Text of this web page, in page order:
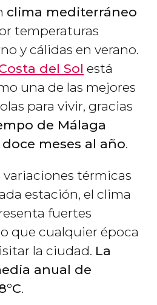
clima mediterráneo
temperaturas
y cálidas en verano.
del Sol está
una de las mejores
para vivir, gracias
de Málaga
meses al año.
térmicas
estación, el clima
fuertes
que cualquier época
la ciudad. La
anual de
.